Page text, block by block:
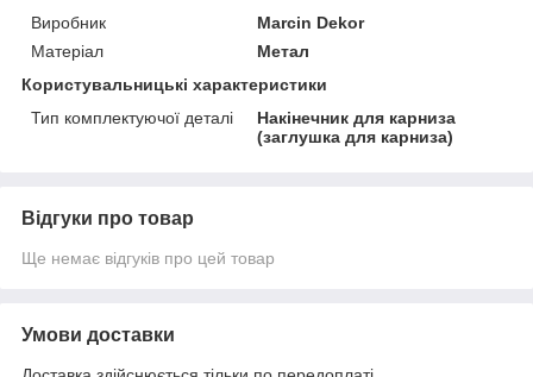
Виробник
Marcin Dekor
Матеріал
Метал
Користувальницькі характеристики
Тип комплектуючої деталі
Накінечник для карниза
(заглушка для карниза)
Відгуки про товар
Ще немає відгуків про цей товар
Умови доставки